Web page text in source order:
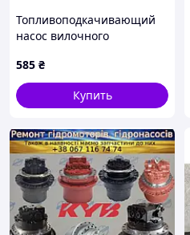
Топливоподкачивающий
насос вилочного
23440-71
585 ₴
Купить